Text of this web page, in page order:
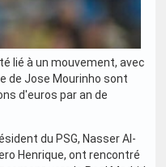
lié à un mouvement, avec
de Jose Mourinho sont
d'euros par an de
du PSG, Nasser Al-
Henrique, ont rencontré